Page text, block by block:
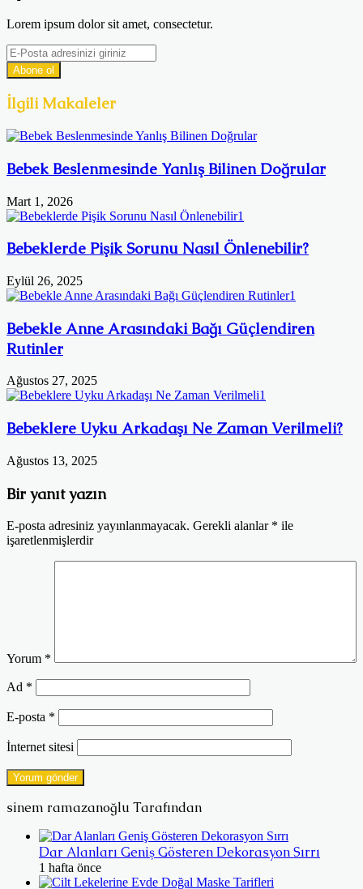
Lorem ipsum dolor sit amet, consectetur.
E-
Posta
adresinizi
giriniz
İlgili Makaleler
Bebek Beslenmesinde Yanlış Bilinen Doğrular
Mart 1, 2026
Bebeklerde Pişik Sorunu Nasıl Önlenebilir?
Eylül 26, 2025
Bebekle Anne Arasındaki Bağı Güçlendiren
Rutinler
Ağustos 27, 2025
Bebeklere Uyku Arkadaşı Ne Zaman Verilmeli?
Ağustos 13, 2025
Bir yanıt yazın
E-posta adresiniz yayınlanmayacak. Gerekli alanlar * ile
işaretlenmişlerdir
Yorum *
Ad *
E-posta *
İnternet sitesi
sinem ramazanoğlu Tarafından
Dar Alanları Geniş Gösteren Dekorasyon Sırrı
1 hafta önce